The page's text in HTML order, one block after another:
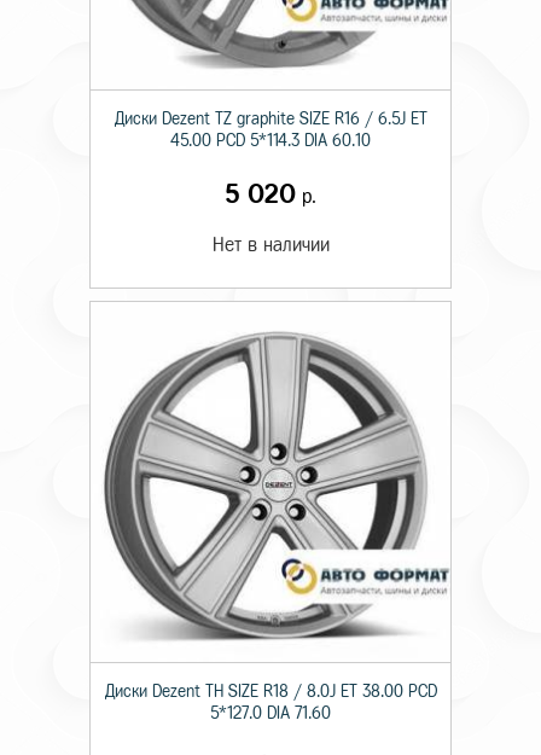
Диски Dezent TZ graphite SIZE R16 / 6.5J ET
45.00 PCD 5*114.3 DIA 60.10
5 020 р.
Нет в наличии
Диски Dezent TH SIZE R18 / 8.0J ET 38.00 PCD
5*127.0 DIA 71.60